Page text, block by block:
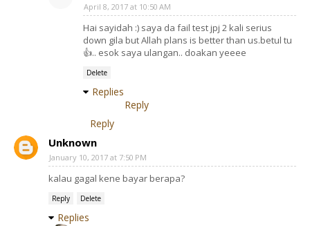
April 8, 2017 at 10:50 AM
Hai sayidah :) saya da fail test jpj 2 kali serius
down gila but Allah plans is better than us.betul tu
👍.. esok saya ulangan.. doakan yeeee
Delete
Replies
Reply
Reply
Unknown
January 10, 2017 at 7:50 PM
kalau gagal kene bayar berapa?
Reply Delete
Replies